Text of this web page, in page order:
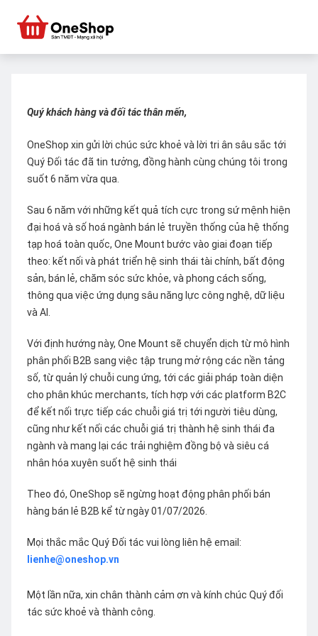
Quý khách hàng và đối tác thân mến,
OneShop xin gửi lời chúc sức khoẻ và lời tri ân sâu sắc tới
Quý Đối tác đã tin tưởng, đồng hành cùng chúng tôi trong
suốt 6 năm vừa qua.
Sau 6 năm với những kết quả tích cực trong sứ mệnh hiện
đại hoá và số hoá ngành bán lẻ truyền thống của hệ thống
tạp hoá toàn quốc, One Mount bước vào giai đoạn tiếp
theo: kết nối và phát triển hệ sinh thái tài chính, bất động
sản, bán lẻ, chăm sóc sức khỏe, và phong cách sống,
thông qua việc ứng dụng sâu năng lực công nghệ, dữ liệu
và AI.
Với định hướng này, One Mount sẽ chuyển dịch từ mô hình
phân phối B2B sang việc tập trung mở rộng các nền tảng
số, từ quản lý chuỗi cung ứng, tới các giải pháp toàn diện
cho phân khúc merchants, tích hợp với các platform B2C
để kết nối trực tiếp các chuỗi giá trị tới người tiêu dùng,
cũng như kết nối các chuỗi giá trị thành hệ sinh thái đa
ngành và mang lại các trải nghiệm đồng bộ và siêu cá
nhân hóa xuyên suốt hệ sinh thái
Theo đó, OneShop sẽ ngừng hoạt động phân phối bán
hàng bán lẻ B2B kể từ ngày 01/07/2026.
Mọi thắc mắc Quý Đối tác vui lòng liên hệ email:
lienhe@oneshop.vn
Một lần nữa, xin chân thành cảm ơn và kính chúc Quý đối
tác sức khoẻ và thành công.